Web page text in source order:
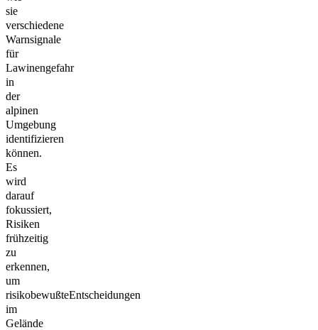
sie
verschiedene
Warnsignale
für
Lawinengefahr
in
der
alpinen
Umgebung
identifizieren
können.
Es
wird
darauf
fokussiert,
Risiken
frühzeitig
zu
erkennen,
um
risikobewußteEntscheidungen
im
Gelände